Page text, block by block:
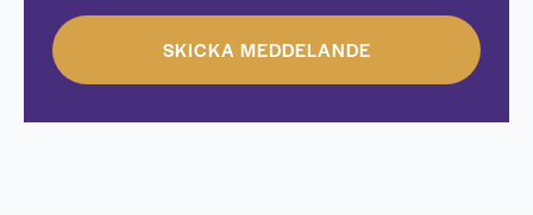
SKICKA MEDDELANDE